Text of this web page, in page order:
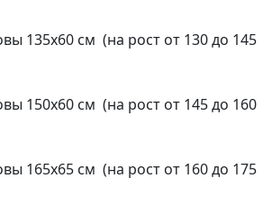
135х60 см (на рост от 130 до 145
150х60 см (на рост от 145 до 160
165х65 см (на рост от 160 до 175